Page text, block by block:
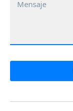
Mensaje